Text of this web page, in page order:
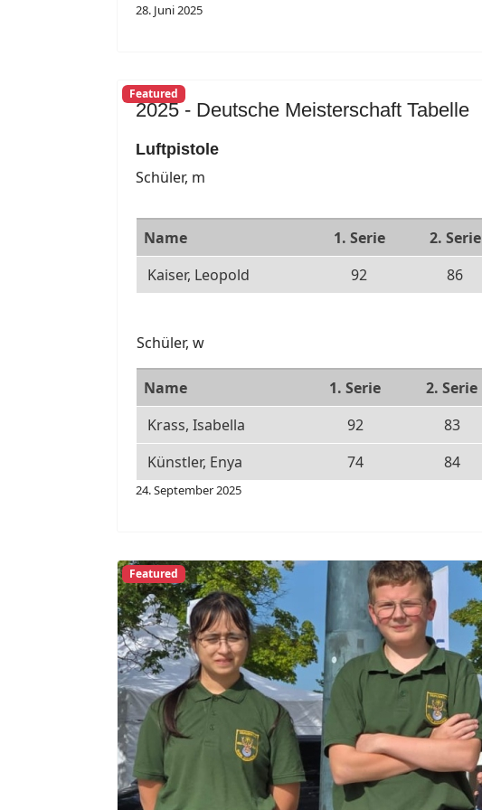
28. Juni 2025
Featured
2025 - Deutsche Meisterschaft Tabelle
Luftpistole
Schüler, m
Name 1. Serie 2. Serie
Kaiser, Leopold
92 86
Schüler, w
Name 1. Serie 2. Serie
Krass, Isabella
92 83
Künstler, Enya
74 84
24. September 2025
Featured